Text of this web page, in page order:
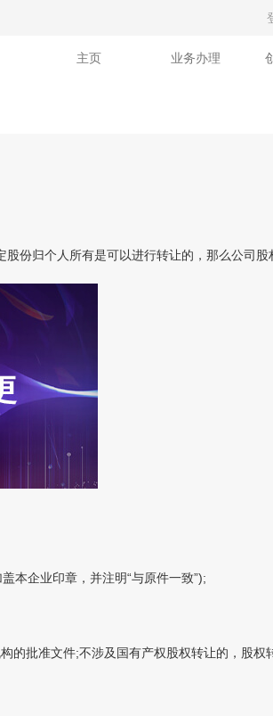
主页 业务办理
归个人所有是可以进行转让的，那么公司股
企业印章，并注明“与原件一致”);
批准文件;不涉及国有产权股权转让的，股权